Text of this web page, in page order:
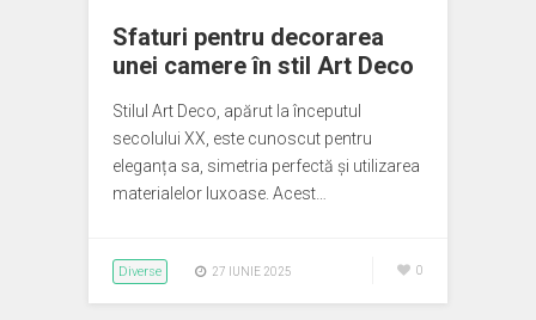
Sfaturi pentru decorarea
unei camere în stil Art Deco
Stilul Art Deco, apărut la începutul
secolului XX, este cunoscut pentru
eleganța sa, simetria perfectă și utilizarea
materialelor luxoase. Acest…
Diverse 27 IUNIE 2025 0